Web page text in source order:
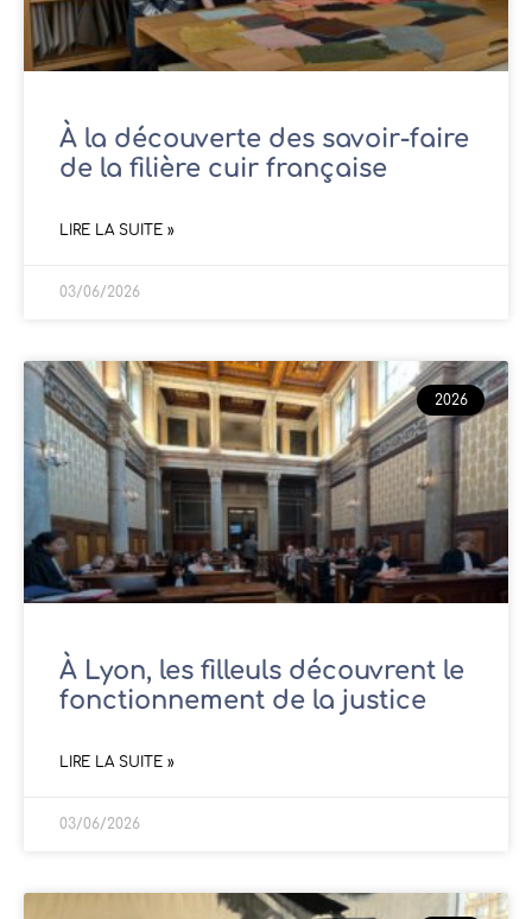
À la découverte des savoir-faire
de la filière cuir française
LIRE LA SUITE »
03/06/2026
2026
À Lyon, les filleuls découvrent le
fonctionnement de la justice
LIRE LA SUITE »
03/06/2026